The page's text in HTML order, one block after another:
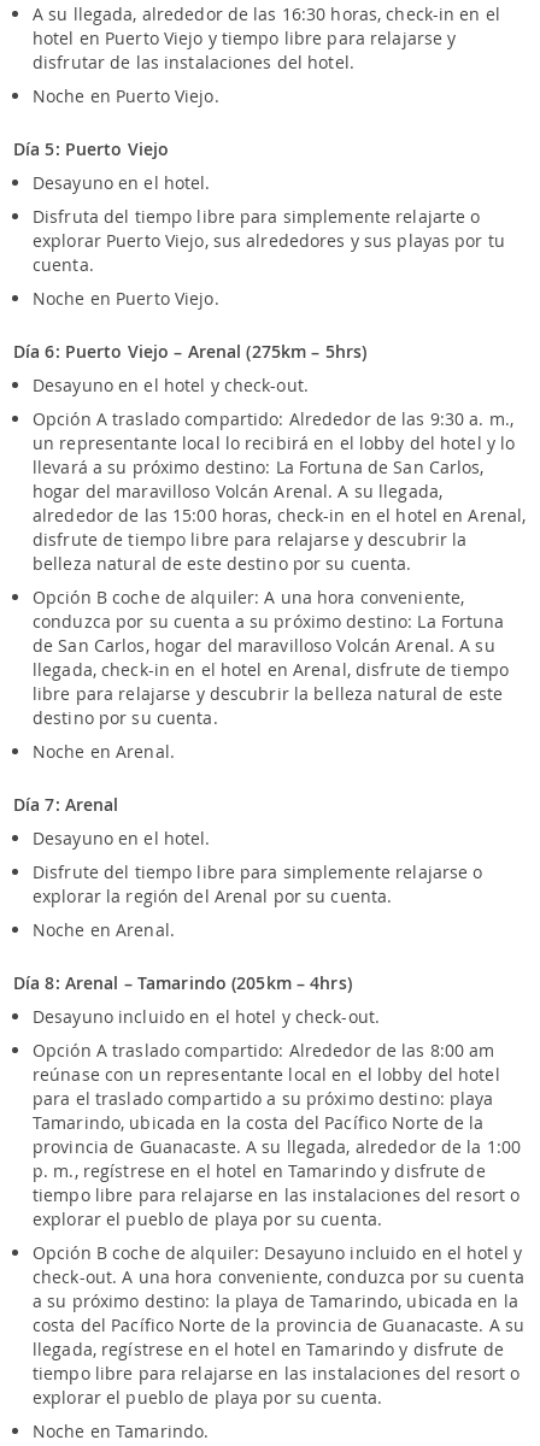
A su llegada, alrededor de las 16:30 horas, check-in en el
hotel en Puerto Viejo y tiempo libre para relajarse y
disfrutar de las instalaciones del hotel.
Noche en Puerto Viejo.
Día 5: Puerto Viejo
Desayuno en el hotel.
Disfruta del tiempo libre para simplemente relajarte o
explorar Puerto Viejo, sus alrededores y sus playas por tu
cuenta.
Noche en Puerto Viejo.
Día 6: Puerto Viejo – Arenal (275km – 5hrs)
Desayuno en el hotel y check-out.
Opción A traslado compartido: Alrededor de las 9:30 a. m.,
un representante local lo recibirá en el lobby del hotel y lo
llevará a su próximo destino: La Fortuna de San Carlos,
hogar del maravilloso Volcán Arenal. A su llegada,
alrededor de las 15:00 horas, check-in en el hotel en Arenal,
disfrute de tiempo libre para relajarse y descubrir la
belleza natural de este destino por su cuenta.
Opción B coche de alquiler: A una hora conveniente,
conduzca por su cuenta a su próximo destino: La Fortuna
de San Carlos, hogar del maravilloso Volcán Arenal. A su
llegada, check-in en el hotel en Arenal, disfrute de tiempo
libre para relajarse y descubrir la belleza natural de este
destino por su cuenta.
Noche en Arenal.
Día 7: Arenal
Desayuno en el hotel.
Disfrute del tiempo libre para simplemente relajarse o
explorar la región del Arenal por su cuenta.
Noche en Arenal.
Día 8: Arenal – Tamarindo (205km – 4hrs)
Desayuno incluido en el hotel y check-out.
Opción A traslado compartido: Alrededor de las 8:00 am
reúnase con un representante local en el lobby del hotel
para el traslado compartido a su próximo destino: playa
Tamarindo, ubicada en la costa del Pacífico Norte de la
provincia de Guanacaste. A su llegada, alrededor de la 1:00
p. m., regístrese en el hotel en Tamarindo y disfrute de
tiempo libre para relajarse en las instalaciones del resort o
explorar el pueblo de playa por su cuenta.
Opción B coche de alquiler: Desayuno incluido en el hotel y
check-out. A una hora conveniente, conduzca por su cuenta
a su próximo destino: la playa de Tamarindo, ubicada en la
costa del Pacífico Norte de la provincia de Guanacaste. A su
llegada, regístrese en el hotel en Tamarindo y disfrute de
tiempo libre para relajarse en las instalaciones del resort o
explorar el pueblo de playa por su cuenta.
Noche en Tamarindo.